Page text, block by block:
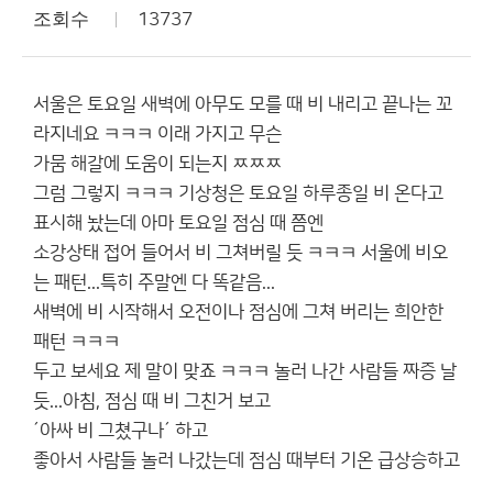
조회수 13737
서울은 토요일 새벽에 아무도 모를 때 비 내리고 끝나는 꼬
라지네요 ㅋㅋㅋ 이래 가지고 무슨
가뭄 해갈에 도움이 되는지 ㅉㅉㅉ
그럼 그렇지 ㅋㅋㅋ 기상청은 토요일 하루종일 비 온다고
표시해 놨는데 아마 토요일 점심 때 쯤엔
소강상태 접어 들어서 비 그쳐버릴 듯 ㅋㅋㅋ 서울에 비오
는 패턴...특히 주말엔 다 똑같음...
새벽에 비 시작해서 오전이나 점심에 그쳐 버리는 희안한
패턴 ㅋㅋㅋ
두고 보세요 제 말이 맞죠 ㅋㅋㅋ 놀러 나간 사람들 짜증 날
듯...아침, 점심 때 비 그친거 보고
´아싸 비 그쳤구나´ 하고
좋아서 사람들 놀러 나갔는데 점심 때부터 기온 급상승하고